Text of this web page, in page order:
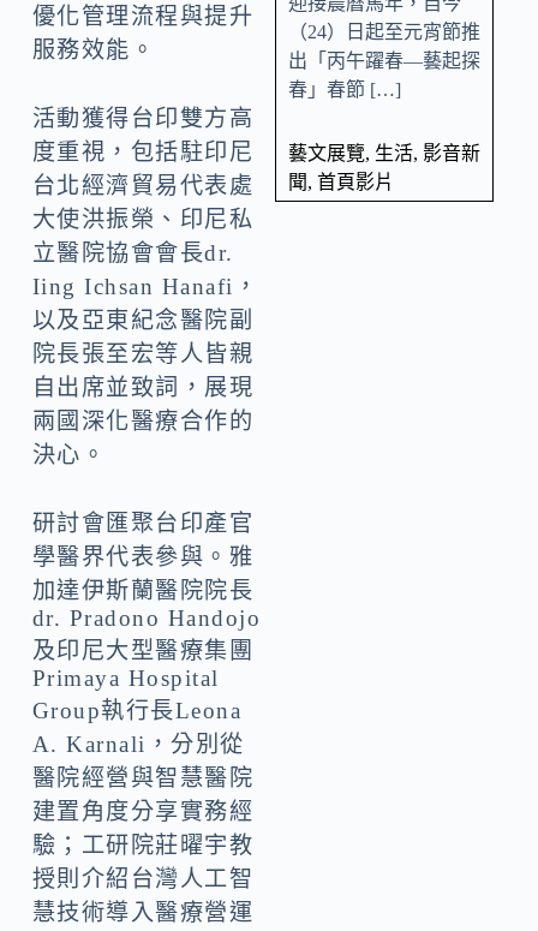
優化管理流程與提升
服務效能。
活動獲得台印雙方高
度重視，包括駐印尼
台北經濟貿易代表處
大使洪振榮、印尼私
立醫院協會會長dr.
Iing Ichsan Hanafi，
以及亞東紀念醫院副
院長張至宏等人皆親
自出席並致詞，展現
兩國深化醫療合作的
決心。
研討會匯聚台印產官
學醫界代表參與。雅
加達伊斯蘭醫院院長
dr. Pradono Handojo
及印尼大型醫療集團
Primaya Hospital
Group執行長Leona
A. Karnali，分別從
醫院經營與智慧醫院
建置角度分享實務經
驗；工研院莊曜宇教
授則介紹台灣人工智
慧技術導入醫療營運
（24）日起至元宵節推
出「丙午躍春—藝起探
春」春節 […]
藝文展覽, 生活, 影音新
聞, 首頁影片